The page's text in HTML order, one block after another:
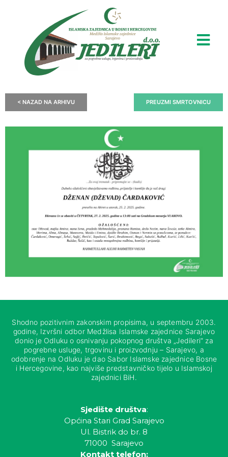
< NAZAD NA ARHIVU PREUZMI SMRTOVNICU
Shodno pozitivnim zakonskim propisima, u septembru 2003.
godine, Izvršni odbor Medžlisa Islamske zajednice Sarajevo
donio je Odluku o osnivanju pokopnog društva „Jedileri“ za
pogrebne usluge, trgovinu i proizvodnju – Sarajevo, a
odobrenje na Odluku je dao Sabor Islamske zajednice Bosne
i Hercegovine, kao najviše predstavničko tijelo u Islamskoj
zajednici BiH.
Sjedište društva:
Općina Stari Grad Sarajevo
Ul. Bistrik do br. 8
71000 Sarajevo
Kontakt telefon: